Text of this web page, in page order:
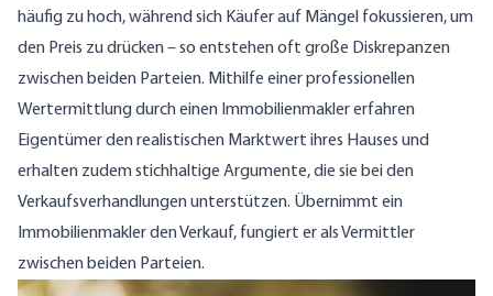
häufig zu hoch, während sich Käufer auf Mängel fokussieren, um
den Preis zu drücken – so entstehen oft große Diskrepanzen
zwischen beiden Parteien. Mithilfe einer professionellen
Wertermittlung durch einen Immobilienmakler erfahren
Eigentümer den realistischen Marktwert ihres Hauses und
erhalten zudem stichhaltige Argumente, die sie bei den
Verkaufsverhandlungen unterstützen. Übernimmt ein
Immobilienmakler den Verkauf, fungiert er als Vermittler
zwischen beiden Parteien.